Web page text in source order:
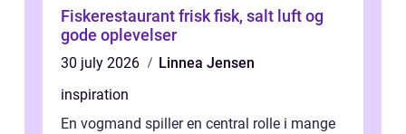
Fiskerestaurant frisk fisk, salt luft og
gode oplevelser
30 july 2026
Linnea Jensen
inspiration
En vogmand spiller en central rolle i mange